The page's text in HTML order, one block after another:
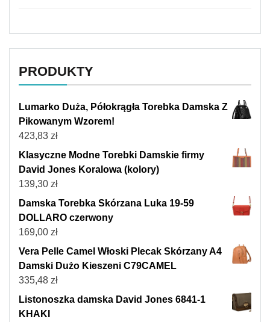
PRODUKTY
Lumarko Duża, Półokrągła Torebka Damska Z
Pikowanym Wzorem!
423,83 zł
Klasyczne Modne Torebki Damskie firmy
David Jones Koralowa (kolory)
139,30 zł
Damska Torebka Skórzana Luka 19-59
DOLLARO czerwony
169,00 zł
Vera Pelle Camel Włoski Plecak Skórzany A4
Damski Dużo Kieszeni C79CAMEL
335,48 zł
Listonoszka damska David Jones 6841-1
KHAKI